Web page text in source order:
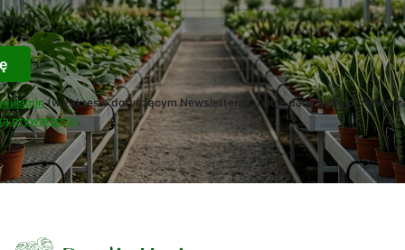
mail
(w zakresie dotyczącym Newslettera). Twoje dane będą
prywatności.